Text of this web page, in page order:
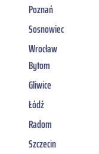
Poznań
Sosnowiec
Wrocław
Bytom
Gliwice
Łódź
Radom
Szczecin